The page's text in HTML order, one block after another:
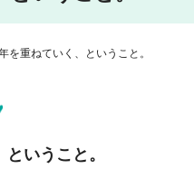
を重ねていく、ということ。
いうこと。